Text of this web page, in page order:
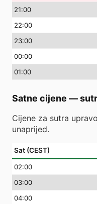
21:00
22:00
23:00
00:00
01:00
Satne cijene —
Cijene za sutra
unaprijed.
Sat (CEST)
02:00
03:00
04:00